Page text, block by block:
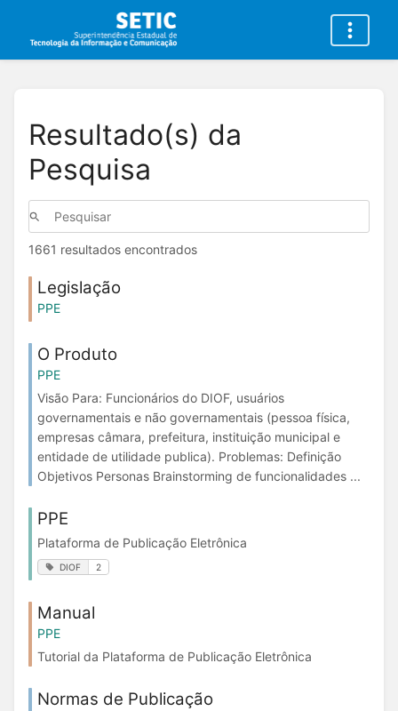
Resultado(s) da
Pesquisa
1661 resultados encontrados
Legislação
PPE
O Produto
PPE
Visão Para: Funcionários do DIOF, usuários
governamentais e não governamentais (pessoa física,
empresas câmara, prefeitura, instituição municipal e
entidade de utilidade publica). Problemas: Definição
Objetivos Personas Brainstorming de funcionalidades ...
PPE
Plataforma de Publicação Eletrônica
DIOF 2
Manual
PPE
Tutorial da Plataforma de Publicação Eletrônica
Normas de Publicação